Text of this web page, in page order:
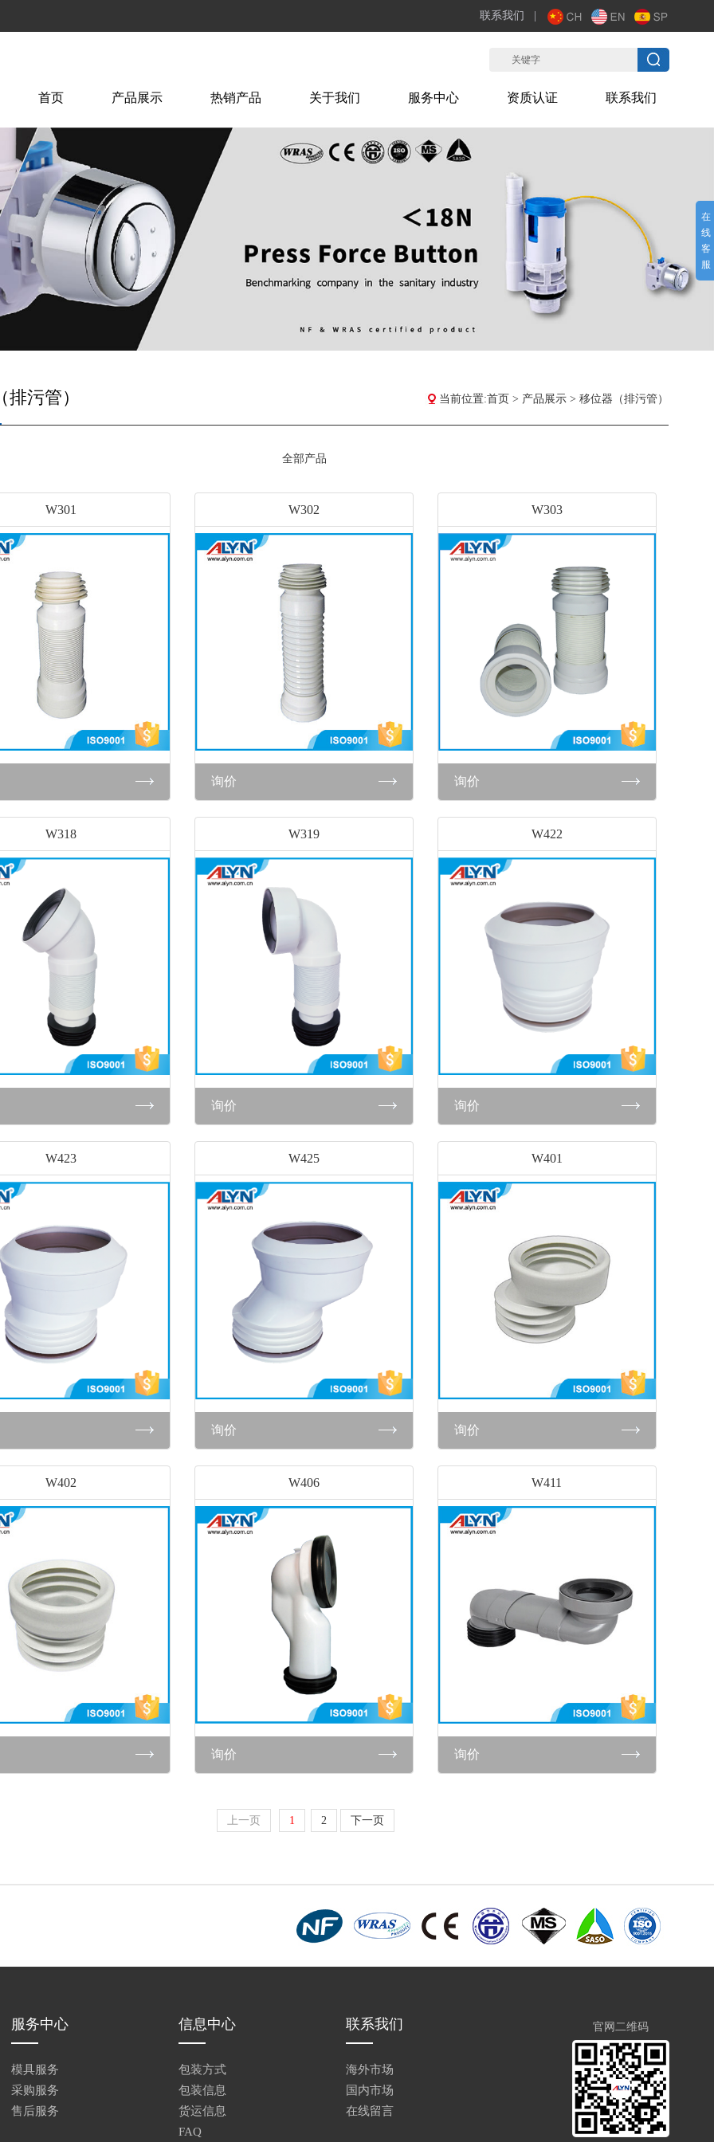
联系我们
首页 产品展示 热销产品 关于我们 服务中心 资质认证 联系我们
污管） 当前位置:首页 > 产品展示 > 移位器（排污管）
全部产品
W301 W302
询价
W303
询价
W318 W319
询价
W422
询价
W423 W425
询价
W401
询价
W402 W406
询价
W411
询价
上一页 1 2 下一页
服务中心
模具服务
采购服务
售后服务
信息中心
包装方式
包装信息
货运信息
FAQ
联系我们
海外市场
国内市场
在线留言
官网二维码
在
线
客
服